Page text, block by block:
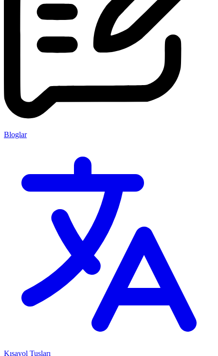
Bloglar
Kısayol Tuşları